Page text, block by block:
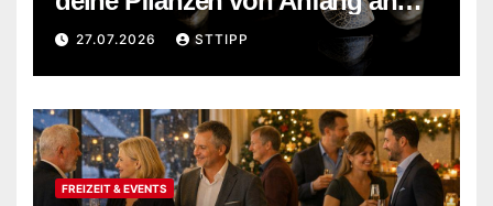
stark wachsen
27.07.2026 STTIPP
FREIZEIT & EVENTS